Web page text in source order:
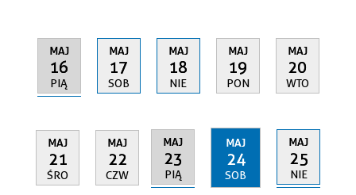
MAJ
16
PIĄ
MAJ
17
SOB
MAJ
18
NIE
MAJ
19
PON
MAJ
20
WTO
MAJ
21
ŚRO
MAJ
22
CZW
MAJ
23
PIĄ
MAJ
24
SOB
MAJ
25
NIE